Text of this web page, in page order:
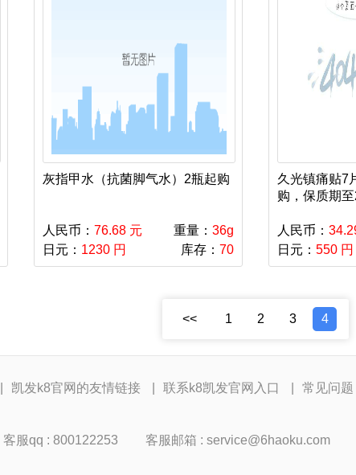
灰指甲水（抗菌脚气水）2瓶起购
人民币： 76.68 元 重量： 36g
日元： 1230 円 库存： 70
久光镇痛贴7
购，保质期至
人民币：
日元： 550 円
<< 1 2 3 4
凯发k8官网的友情链接 联系k8凯发官网入口
常见问题
客服qq : 800122253 客服邮箱 : service@6haoku.com